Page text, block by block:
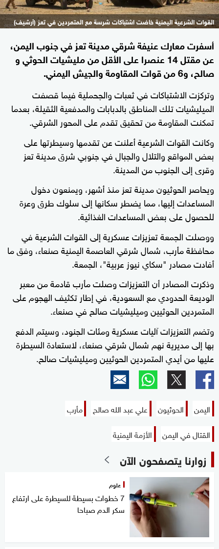
القوات الشرعية اليمنية خاضت اشتباكات شرسة مع المتمردين في تعز (أرشيف)
أسفرت معارك عنيفة شرقي مدينة تعز في جنوب اليمن،
عن مقتل 14 عنصرا على الأقل من مليشيات الحوثي و
صالح، و6 من قوات المقاومة والجيش اليمني.
وتركزت الاشتباكات في ثعبات والجحملية فيما قصفت
الميليشيات تلك المناطق بالدبابات والمدفعية الثقيلة، بعدما
تمكنت المقاومة من تحقيق تقدم على المحور الشرقي.
وكانت القوات الشرعية أعلنت عن تقدمها وسيطرتها على
بعض المواقع والتلال والجبال في جنوبي شرق مدينة تعز
وقرى إلى الجنوب من المدينة.
ويحاصر الحوثيون مدينة تعز منذ أشهر، ويمنعون دخول
المساعدات إليها، مما يضطر سكانها إلى سلوك طرق وعرة
للحصول على بعض المساعدات الغذائية.
ووصلت الجمعة تعزيزات عسكرية إلى القوات الشرعية في
محافظة مأرب، شمال شرقي العاصمة اليمنية صنعاء، وفق ما
أفادت مصادر "سكاي نيوز عربية"، الجمعة.
وذكرت المصادر أن التعزيزات وصلت مأرب قادمة من معبر
الوديعة الحدودي مع السعودية، في إطار تكثيف الهجوم على
المتمردين الحوثيين وميليشيات صالح في صنعاء.
وتضم التعزيزات آليات عسكرية ومئات الجنود، وسيتم الدفع
بها إلى مديرية نهم شمال شرقي صنعاء، لاستعادة السيطرة
عليها من أيدي المتمردين الحوثيين وميليشيات صالح.
اليمن الحوثيون علي عبد الله صالح
مأرب
القتال في اليمن
الأزمة اليمنية
زوارنا يتصفحون الآن
علوم
7 خطوات بسيطة للسيطرة على ارتفاع
سكر الدم صباحا